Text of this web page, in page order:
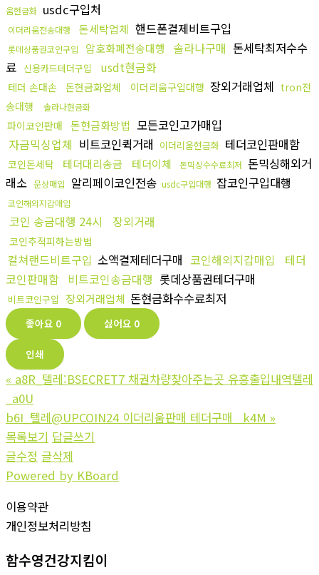
움현금화 usdc구입처
이더리움전송대행 돈세탁업체 핸드폰결제비트구입
롯데상품권코인구입 암호화폐전송대행 솔라나구매 돈세탁최저수수
료 신용카드테더구입 usdt현금화
테더 손대손 돈현금화업체 이더리움구입대행 장외거래업체 tron전
송대행
솔라나현금화
파이코인판매 돈현금화방법 모든코인고가매입
자금믹싱업체 비트코인퀵거래 이더리움현금화 테더코인판매함
코인돈세탁 테더대리송금 테더이체 돈믹싱수수료최저 돈믹싱해외거
래소 문상매입 알리페이코인전송 usdc구입대행 잡코인구입대행
코인해외지갑매입
코인 송금대행 24시 장외거래
코인추적피하는방법
컬쳐랜드비트구입 소액결제테더구매 코인해외지갑매입
테더
코인판매함 비트코인송금대행 롯데상품권테더구매
비트코인구입 장외거래업체 돈현금화수수료최저
좋아요 0 싫어요 0
인쇄
« a8R_텔레:BSECRET7 채권차량찾아주는곳 유흥출입내역텔레
_a0U
b6I_텔레@UPCOIN24 이더리움판매 테더구매 _k4M »
목록보기 답글쓰기
글수정 글삭제
Powered by KBoard
이용약관
개인정보처리방침
함수영건강지킴이